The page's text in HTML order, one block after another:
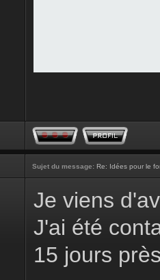
Sujet du message: Re: Idées pour le
Je viens
J'ai été
15 jours